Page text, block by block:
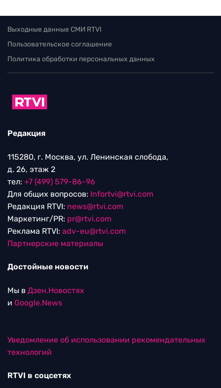
Выходные данные СМИ RTVI
Пользовательское соглашение
Политика обработки персональных данных
Редакция
115280, г. Москва, ул. Ленинская слобода,
д. 26, этаж 2
тел: +7 (499) 579-86-96
Для общих вопросов: Infortvi@rtvi.com
Редакция RTVI: news@rtvi.com
Маркетинг/PR: pr@rtvi.com
Реклама RTVI: adv-eu@rtvi.com
Партнерские материалы
Достойные новости
Мы в Дзен.Новостях
и Google.News
Уведомление об использовании рекомендательных
технологий
RTVI в соцсетях